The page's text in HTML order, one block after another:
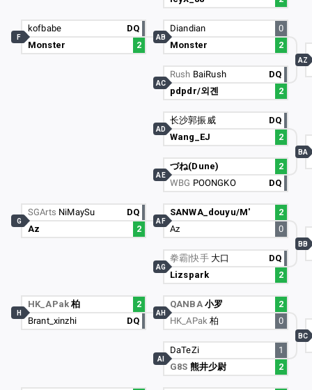
kofbabe
DQ
Monster
2
F
SGArts NiMaySu
DQ
Az
2
G
HK_APak柏
2
Brant_xinzhi
DQ
H
Diandian
0
Monster
2
AB
Rush BaiRush
DQ
pdpdr/외곈
2
AC
长沙郭振威
DQ
Wang_EJ
2
AD
づね(Dune)
2
WBG POONGKO DQ
AE
SANWA_douyu/M'
2
Az
0
AF
拳霸|快手 大口
DQ
Lizspark
2
AG
QANBA 小罗
2
HK_APak柏 0
AH
DaTeZi
1
G8S 熊井少尉 2
AI
AZ
BA
BB
BC